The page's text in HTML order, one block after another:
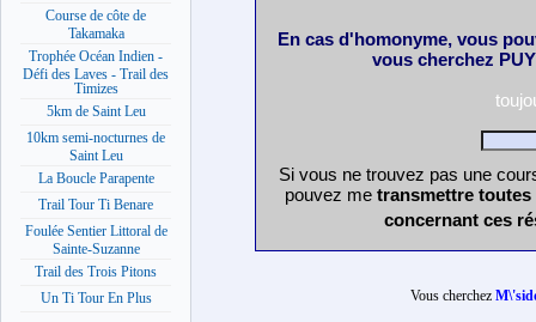
Course de côte de
Takamaka
Trophée Océan Indien -
Défi des Laves - Trail des
Timizes
5km de Saint Leu
10km semi-nocturnes de
Saint Leu
La Boucle Parapente
Trail Tour Ti Benare
Foulée Sentier Littoral de
Sainte-Suzanne
Trail des Trois Pitons
Un Ti Tour En Plus
En cas d'homonyme, vous
vous cherchez
Si vous ne trouvez pas une
pouvez me transmettre
concernant ces
Vous cherchez